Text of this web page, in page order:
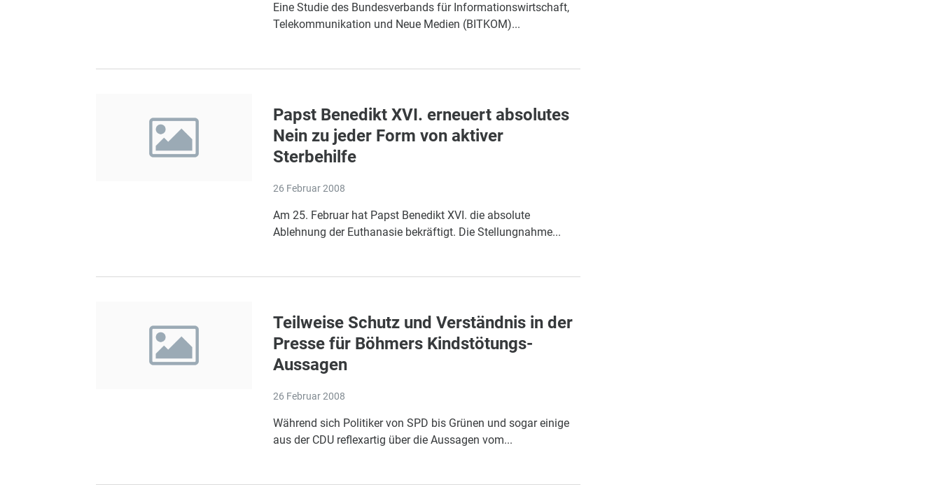
Eine Studie des Bundesverbands für Informationswirtschaft,
Telekommunikation und Neue Medien (BITKOM)...
Papst Benedikt XVI. erneuert absolutes
Nein zu jeder Form von aktiver
Sterbehilfe
26 Februar 2008
Am 25. Februar hat Papst Benedikt XVI. die absolute
Ablehnung der Euthanasie bekräftigt. Die Stellungnahme...
Teilweise Schutz und Verständnis in der
Presse für Böhmers Kindstötungs-
Aussagen
26 Februar 2008
Während sich Politiker von SPD bis Grünen und sogar einige
aus der CDU reflexartig über die Aussagen vom...